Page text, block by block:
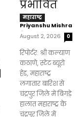
प्रभावित
महाराष्ट्र
Priyanshu Mishra
-
August 2, 2026 0
रिपोर्टर: श्री कल्याण
कठाणे, स्टेट ब्यूरो
हेड, महाराष्ट्र
लगातार बारिश से
चंद्रपुर जिले में बिगड़े
हालात महाराष्ट्र के
चंद्रपुर जिले में